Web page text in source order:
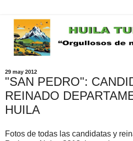
29 may 2012
"SAN PEDRO":
REINADO
HUILA
Fotos de todas las candidatas y